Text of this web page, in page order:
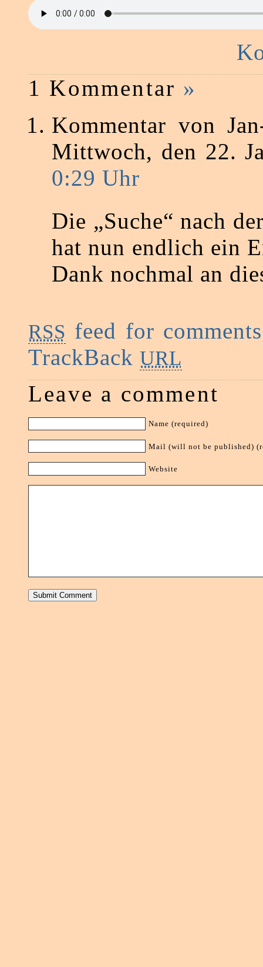
1 Kommentar »
Kommentar von
Mittwoch, den 22.
0:29 Uhr
Die „Suche“ nach
hat nun endlich ein
Dank nochmal an
RSS feed for
TrackBack URL
Leave a comment
Name (required)
Mail (will not be published)
Website